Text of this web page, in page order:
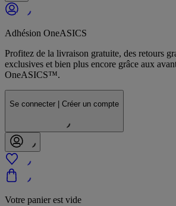
Adhésion OneASICS
Profitez de la livraison gratuite, des retours
exclusives et bien plus encore grâce aux
OneASICS™.
Se connecter | Créer un compte
Votre panier est vide